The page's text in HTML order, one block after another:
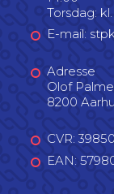
Torsdag:
E-mail:
Adresse
Olof
8200
CVR:
EAN: